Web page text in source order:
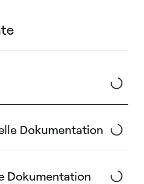
Dokumentation
Dokumentation